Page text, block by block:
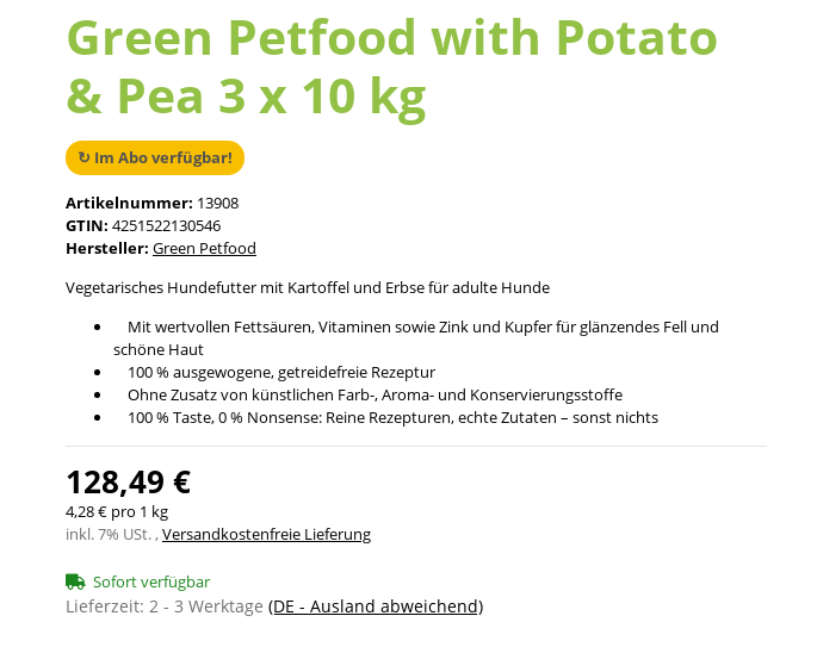
Green Petfood with Potato
& Pea 3 x 10 kg
↻ Im Abo verfügbar!
Artikelnummer: 13908
GTIN: 4251522130546
Hersteller: Green Petfood
Vegetarisches Hundefutter mit Kartoffel und Erbse für adulte Hunde
Mit wertvollen Fettsäuren, Vitaminen sowie Zink und Kupfer für glänzendes Fell und
schöne Haut
100 % ausgewogene, getreidefreie Rezeptur
Ohne Zusatz von künstlichen Farb-, Aroma- und Konservierungsstoffe
100 % Taste, 0 % Nonsense: Reine Rezepturen, echte Zutaten – sonst nichts
128,49 €
4,28 € pro 1 kg
inkl. 7% USt. ,Versandkostenfreie Lieferung
Sofort verfügbar
Lieferzeit: 2 - 3 Werktage (DE - Ausland abweichend)